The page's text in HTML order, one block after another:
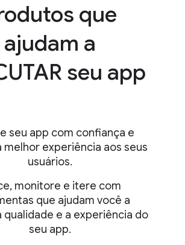
que
ajudam a
seu app
seu app com confiança e
melhor experiência aos seus
usuários.
monitore e itere com
que ajudam você a
qualidade e a experiência do
seu app.